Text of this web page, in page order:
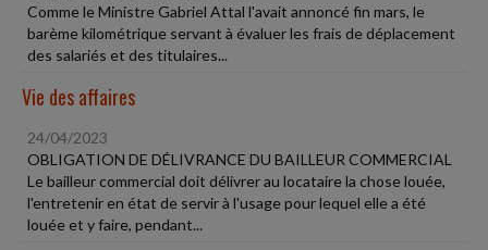
Comme le Ministre Gabriel Attal l'avait annoncé fin mars, le
barème kilométrique servant à évaluer les frais de déplacement
des salariés et des titulaires...
Vie des affaires
24/04/2023
OBLIGATION DE DÉLIVRANCE DU BAILLEUR COMMERCIAL
Le bailleur commercial doit délivrer au locataire la chose louée,
l'entretenir en état de servir à l'usage pour lequel elle a été
louée et y faire, pendant...